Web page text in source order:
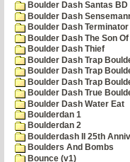
Boulder Dash Santas
Boulder Dash
Boulder Dash
Boulder Dash The Son
Boulder Dash Thief
Boulder Dash Trap
Boulder Dash Trap
Boulder Dash Trap
Boulder Dash True
Boulder Dash Water Eat
Boulderdan 1
Boulderdan 2
Boulderdash II 25th
Boulders And Bombs
Bounce (v1)